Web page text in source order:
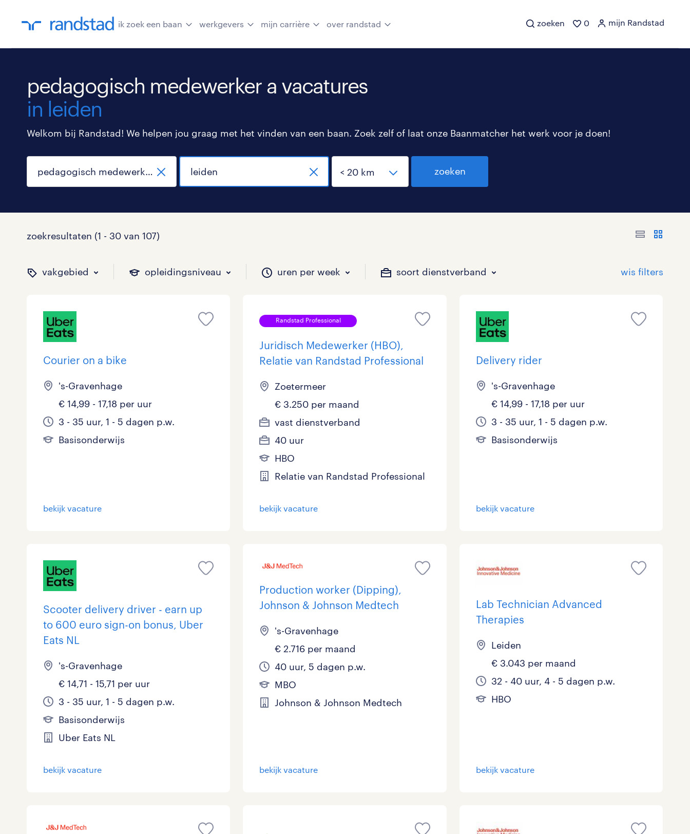
ik zoek een baan werkgevers mijn carrière over randstad zoeken 0 mijn Randstad
pedagogisch medewerker a vacatures
in leiden
Welkom bij Randstad! We helpen jou graag met het vinden van een baan. Zoek zelf of laat onze Baanmatcher het werk voor je doen!
zoeken
zoekresultaten (1 - 30 van 107)
vakgebied opleidingsniveau uren per week soort dienstverband
binnen welk vakgebied wil je werken?
Callcenter / Contactcenter Chauffeurs 6 Commercieel / Verkoop 6
Engineering 2 Financieel 3 Horeca / Catering 1
Management / Leidinggevend 0
Webcare Zorg / Verpleging
toon 107 resultaten
op welk niveau zoek je vacatures?
HBO 25 LBO, MAVO, VMBO 0 38
MBO, HAVO, VWO 0 Master 0 Ondersteunend onderwijs 1
hoeveel uren per week wil je werken?
25 - 32 uur 32 33 - 36 uur 13 37 - 40+ uur 33
welk soort dienstverband zou jij willen?
Vast 18
Courier on a bike
's-Gravenhage
€ 14,99 - 17,18 per uur
3 - 35 uur, 1 - 5 dagen p.w.
Basisonderwijs
bekijk vacature
Randstad Professional
Juridisch Medewerker (HBO),
Relatie van Randstad Professional
Zoetermeer
€ 3.250 per maand
vast dienstverband
40 uur
HBO
Relatie van Randstad Professional
bekijk vacature
Delivery rider
's-Gravenhage
€ 14,99 - 17,18 per uur
3 - 35 uur, 1 - 5 dagen p.w.
Basisonderwijs
bekijk vacature
Scooter delivery driver - earn up
to 600 euro sign-on bonus, Uber
Eats NL
's-Gravenhage
€ 14,71 - 15,71 per uur
3 - 35 uur, 1 - 5 dagen p.w.
Basisonderwijs
Uber Eats NL
bekijk vacature
Production worker (Dipping),
Johnson & Johnson Medtech
's-Gravenhage
€ 2.716 per maand
40 uur, 5 dagen p.w.
MBO
Johnson & Johnson Medtech
bekijk vacature
Lab Technician Advanced
Therapies
Leiden
€ 3.043 per maand
32 - 40 uur, 4 - 5 dagen p.w.
HBO
bekijk vacature